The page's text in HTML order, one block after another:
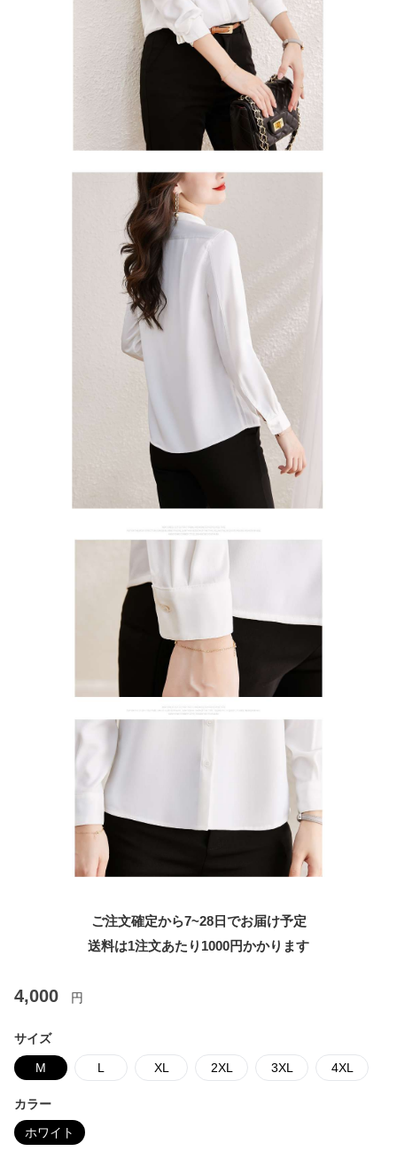
ご注文確定から7~28日でお届け予定
送料は1注文あたり 1000円かかります
4,000 円
サイズ
M L XL 2XL 3XL 4XL
カラー
ホワイト